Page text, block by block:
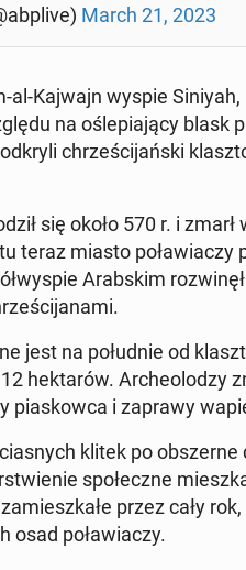
March 21, 2023
Kajwajn wyspie
na ośle­pia­ją­cy blask
chrze­ści­jań­ski
się około 570 r. i
teraz miasto po­ła­wia­czy
Arab­skim
jest na po­łu­dnie od
hek­ta­rów. Ar­che­olo­dzy
pia­skow­ca i zaprawy
klitek po
spo­łecz­ne
przez cały
osad po­ła­wia­czy.